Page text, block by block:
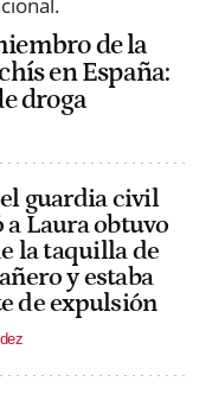
de la
en España:
droga
guardia civil
a Laura obtuvo
la taquilla de
y estaba
de expulsión